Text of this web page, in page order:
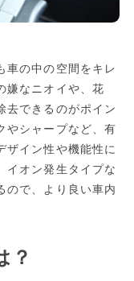
車の中の空間をキレ
嫌なニオイや、花
去できるのがポイン
やシャープなど、有
ザイン性や機能性に
イオン発生タイプな
ので、より良い車内
？